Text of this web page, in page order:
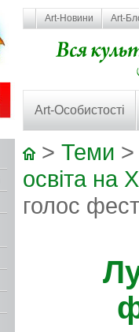
Art-Новини Art-
Art-Особистості
> Теми
освіта на
голос